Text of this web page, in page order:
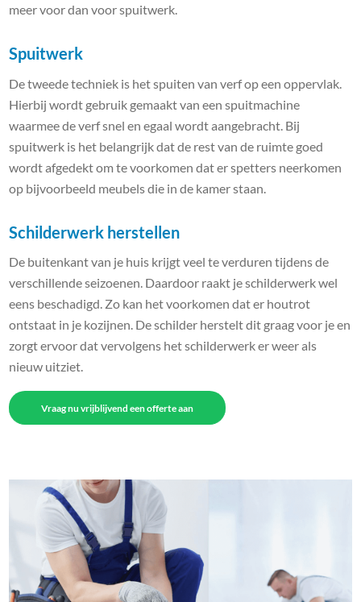
meer voor dan voor spuitwerk.
Spuitwerk
De tweede techniek is het spuiten van verf op een oppervlak.
Hierbij wordt gebruik gemaakt van een spuitmachine
waarmee de verf snel en egaal wordt aangebracht. Bij
spuitwerk is het belangrijk dat de rest van de ruimte goed
wordt afgedekt om te voorkomen dat er spetters neerkomen
op bijvoorbeeld meubels die in de kamer staan.
Schilderwerk herstellen
De buitenkant van je huis krijgt veel te verduren tijdens de
verschillende seizoenen. Daardoor raakt je schilderwerk wel
eens beschadigd. Zo kan het voorkomen dat er houtrot
ontstaat in je kozijnen. De schilder herstelt dit graag voor je en
zorgt ervoor dat vervolgens het schilderwerk er weer als
nieuw uitziet.
Vraag nu vrijblijvend een offerte aan